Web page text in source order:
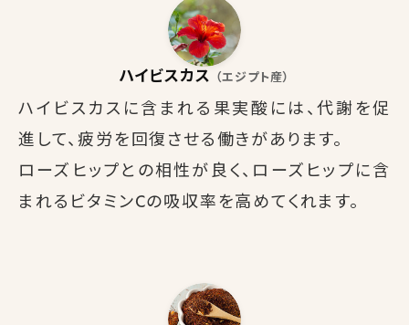
ハイビスカス （エジプト産）
ハイビスカスに含まれる果実酸には、代謝を促
進して、疲労を回復させる働きがあります。
ローズヒップとの相性が良く、ローズヒップに含
まれるビタミンCの吸収率を高めてくれます。